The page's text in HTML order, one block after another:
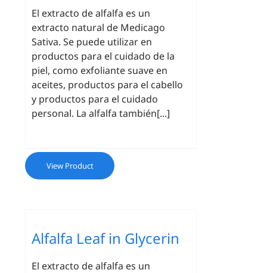
El extracto de alfalfa es un
extracto natural de Medicago
Sativa. Se puede utilizar en
productos para el cuidado de la
piel, como exfoliante suave en
aceites, productos para el cabello
y productos para el cuidado
personal. La alfalfa también[...]
View Product
Alfalfa Leaf in Glycerin
El extracto de alfalfa es un